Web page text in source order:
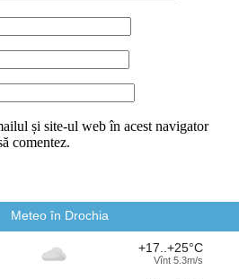
și site-ul web în acest navigator
comentez.
Meteo în Drochia
+17..+25°C
Vînt 5.3m/s